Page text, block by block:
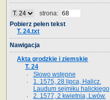
strona:
Pobierz pełen tekst
T. 24.txt
Nawigacja
Akta grodzkie i ziemskie
T. 24
Słowo wstępne
1. 1575, 28 lipca, Halicz.
Laudum sejmiku halickiego
2. 1577, 2 kwietnia, Lwów.